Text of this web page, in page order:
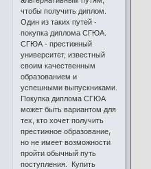
чтобы получить диплом.
Один из таких путей -
покупка диплома СГЮА.
СГЮА - престижный
университет, известный
своим качественным
образованием и
успешными выпускниками.
Покупка диплома СГЮА
может быть вариантом для
тех, кто хочет получить
престижное образование,
но не имеет возможности
пройти обычный путь
поступления. Купить